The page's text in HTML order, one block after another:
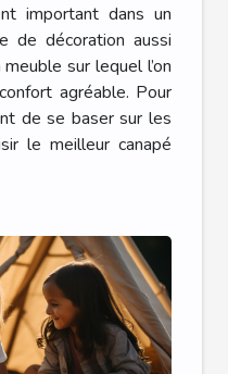
important dans un
de décoration aussi
sur lequel l’on
agréable. Pour
de se baser sur les
le meilleur canapé